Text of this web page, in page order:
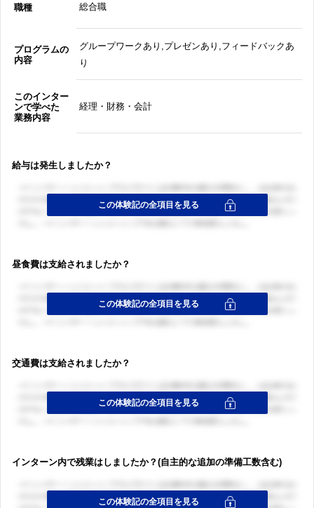
職種 総合職
プログラムの
内容
グループワークあり,プレゼンあり,フィードバックあ
り
このインター
ンで学べた
業務内容
経理・財務・会計
給与は発生しましたか？
昼食費は支給されましたか？
交通費は支給されましたか？
インターン内で残業はしましたか？(自主的な追加の準備工数含む)